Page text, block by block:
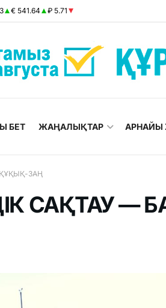
€ 541.64 ₽ 5.71
БЕТ ЖАҢАЛЫҚТАР АРНАЙЫ
ҚҰҚЫҚ-ЗАҢ
САҚТАУ —